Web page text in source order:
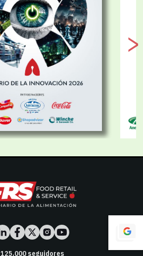
125,000seguidores